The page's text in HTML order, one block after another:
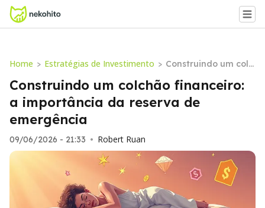
Home > Estratégias de Investimento > Construindo um colc
hão financeiro: a im
portância da reserv
a de emergência
Construindo um colchão financeiro:
a importância da reserva de
emergência
09/06/2026 - 21:33 • Robert Ruan